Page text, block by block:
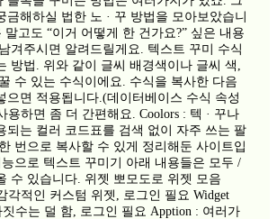
금해하실 법한 노 · 꾸 방법을 모아보았습니
고도 “이거 어떻게 한 건가요?” 싶은 내용
겨주시면 알려드릴게요. 텍스트 꾸미 수식
방법. 위와 같이 글씨 배경색이나 글씨 색,
수 있는 수식이에요. 수식을 복사한 다음
으면 적용됩니다.(데이터베이스 수식 속성
용하면 좀 더 간편해요. Coolors : 텍 · 꾸나
되는 컬러 코드표를 검색 없이 자주 쓰는 팔
번으로 복사할 수 있게 정리해둔 사이트입
으로 텍스트 꾸미기 아래 내용들은 모두 /
수 있습니다. 위젯 뽀모도로 위젯 모음
각적인 커스텀 위젯, 로그인 필요 Widget
수는 덜 함, 로그인 필요 Apption : 여러가